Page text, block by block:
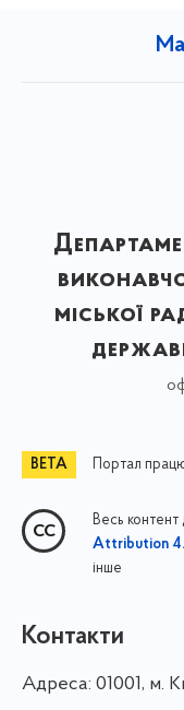
міської
Портал
Весь контент
Attribution
інше
Контакти
Адреса: 01001, м.